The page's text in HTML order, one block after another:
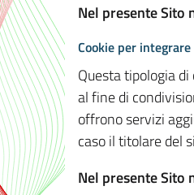
Nel presente Sito
Cookie per
Questa tipologia
al fine di
offrono servizi
caso il titolare del
Nel presente Sito